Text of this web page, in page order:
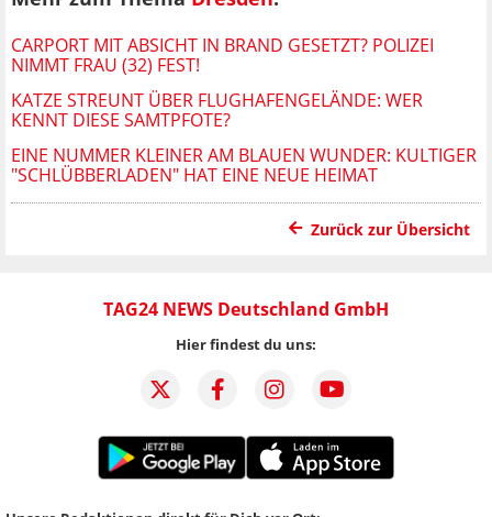
CARPORT MIT ABSICHT IN BRAND GESETZT? POLIZEI
NIMMT FRAU (32) FEST!
KATZE STREUNT ÜBER FLUGHAFENGELÄNDE: WER
KENNT DIESE SAMTPFOTE?
EINE NUMMER KLEINER AM BLAUEN WUNDER: KULTIGER
"SCHLÜBBERLADEN" HAT EINE NEUE HEIMAT
Zurück zur Übersicht
TAG24 NEWS Deutschland GmbH
Hier findest du uns: